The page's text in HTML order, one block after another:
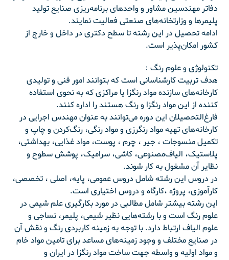
دفاتر مهندسین مشاور و واحدهای برنامه‌ریزی صنایع تولید
پلیمرها و وزارتخانه‌های صنعتی فعالیت نمایند.
ادامه تحصیل در این رشته تا سطح دکتری در داخل و خارج از
کشور امکان‌پذیر است.
تکنولوژی و علوم رنگ :
هدف تربیت کارشناسانی است که بتوانند امور فنی و تولیدی
کارخانه‌های سازنده مواد رنگزا یا مراکزی که به نحوی استفاده
کننده از این مواد رنگزا و رنگ هستند را اداره کنند.
فارغ‌التحصیلان این دوره می‌توانند به عنوان مهندس اجرایی در
کارخانه‌های تهیه مواد رنگرزی و مواد رنگی، رنگ‌کردن و چاپ و
تکمیل منسوجات ، جیر ، چرم ، پوست، مواد غذایی، بهداشتی،
پلاستیک، الیاف‌مصنوعی، کاشی، سرامیک، پوشش سطوح و
نظایر آن مشغول به کار شوند.
در دروس این رشته شامل دروس عمومی، پایه، اصلی ، تخصصی،
کارآموزی، پروژه ،‌کارگاه و دروس اختیاری است.
این رشته بیشتر شامل مطالبی در مورد بکارگیری علم شیمی در
علوم رنگ است و با رشته‌هایی نظیر شیمی، پلیمر، نساجی و
علوم الیاف ارتباط دارد. با توجه به زمینه کاربردی رنگ و نقش آن
در صنایع مختلف و وجود زمینه‌های مساعد برای تامین مواد خام
و مواد اولیه و واسطه جهت ساخت مواد رنگزا در ایران و